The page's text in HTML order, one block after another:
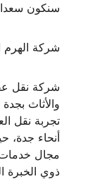
سنكون
شركة الهرم
شركة نقل
والأثاث
تجربة نقل
أنحاء جدة،
مجال
ذوي الخبرة